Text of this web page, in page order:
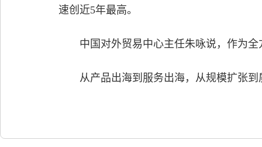
速创近5年最高。
中国对外贸易中心主任朱咏说，作为全
从产品出海到服务出海，从规模扩张到